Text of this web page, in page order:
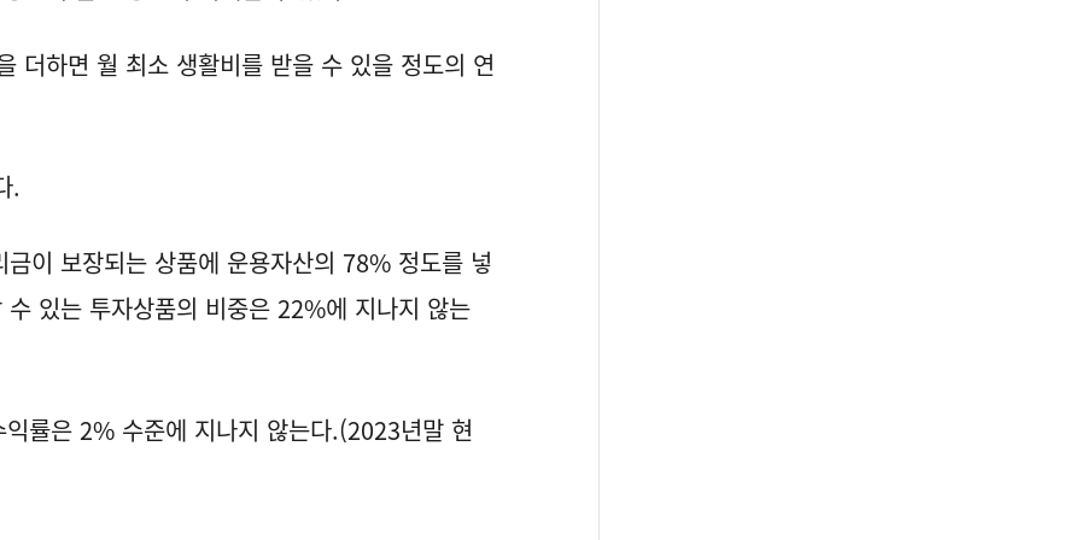
더하면 월 최소 생활비를 받을 수 있을 정도의 연
.
이 보장되는 상품에 운용자산의 78% 정도를 넣
있는 투자상품의 비중은 22%에 지나지 않는
률은 2% 수준에 지나지 않는다.(2023년말 현